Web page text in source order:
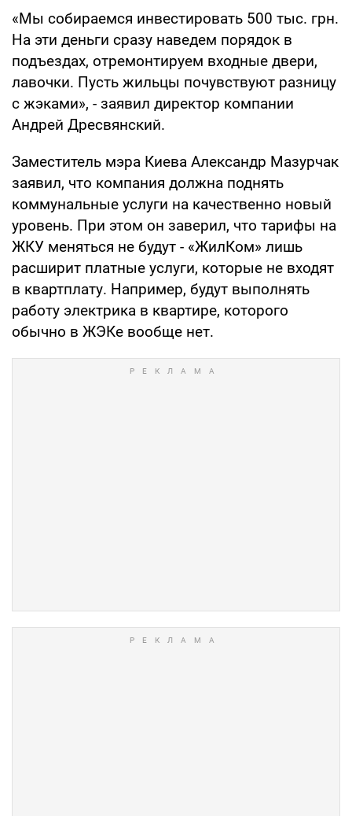
«Мы собираемся инвестировать 500 тыс. грн.
На эти деньги сразу наведем порядок в
подъездах, отремонтируем входные двери,
лавочки. Пусть жильцы почувствуют разницу
с жэками», - заявил директор компании
Андрей Дресвянский.
Заместитель мэра Киева Александр Мазурчак
заявил, что компания должна поднять
коммунальные услуги на качественно новый
уровень. При этом он заверил, что тарифы на
ЖКУ меняться не будут - «ЖилКом» лишь
расширит платные услуги, которые не входят
в квартплату. Например, будут выполнять
работу электрика в квартире, которого
обычно в ЖЭКе вообще нет.